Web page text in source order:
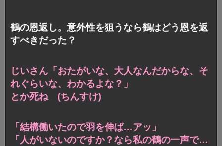
鶴の恩返し。意外性を狙うなら鶴はどう恩を返
すべきだった？
じいさん「おたがいな、大人なんだからな、そ
れぐらいな、わかるよな？」
とか死ね (ちんすけ)
「結構働いたので羽を伸ば…アッ」
「人がいないのですか？なら私の鶴の一声で…